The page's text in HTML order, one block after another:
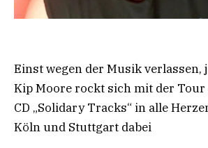
Einst wegen der Musik verlassen,
Kip Moore rockt sich mit der
CD „Solidary Tracks“ in alle
Köln und Stuttgart dabei